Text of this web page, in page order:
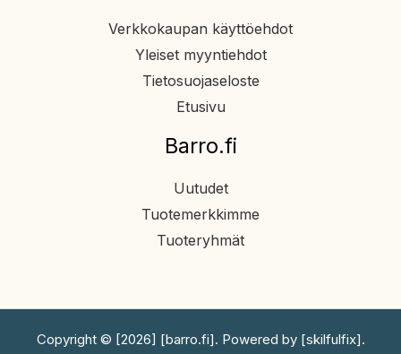
Verkkokaupan käyttöehdot
Yleiset myyntiehdot
Tietosuojaseloste
Etusivu
Barro.fi
Uutudet
Tuotemerkkimme
Tuoteryhmät
Copyright © [2026] [barro.fi]. Powered by [skilfulfix].